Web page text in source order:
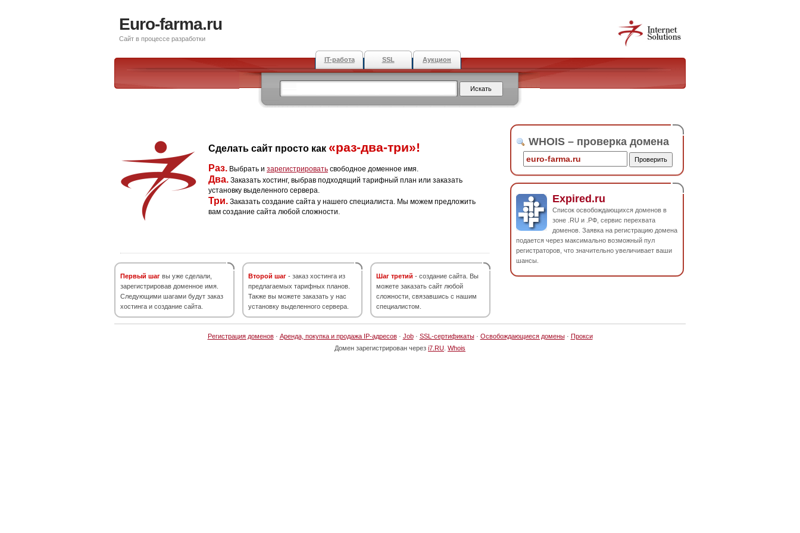
Euro-farma.ru
Сайт в процессе разработки
IT-работа SSL Аукцион
Сделать сайт просто как «раз-два-три»!
Раз. Выбрать и зарегистрировать свободное доменное имя.
Два. Заказать хостинг, выбрав подходящий тарифный план или заказать
установку выделенного сервера.
Три. Заказать создание сайта у нашего специалиста. Мы можем предложить
вам создание сайта любой сложности.
Первый шаг вы уже сделали,
зарегистрировав доменное имя.
Следующими шагами будут заказ
хостинга и создание сайта.
Второй шаг - заказ хостинга из
предлагаемых тарифных планов.
Также вы можете заказать у нас
установку выделенного сервера.
Шаг третий - создание сайта. Вы
можете заказать сайт любой
сложности, связавшись с нашим
специалистом.
WHOIS – проверка домена
Expired.ru
Список освобождающихся доменов в
зоне .RU и .РФ, сервис перехвата
доменов. Заявка на регистрацию домена
подается через максимально возможный пул
регистраторов, что значительно увеличивает ваши
шансы.
Регистрация доменов· Аренда, покупка и продажа IP-адресов· Job· SSL-сертификаты· Освобождающиеся домены· Прокси
Домен зарегистрирован через i7.RU Whois